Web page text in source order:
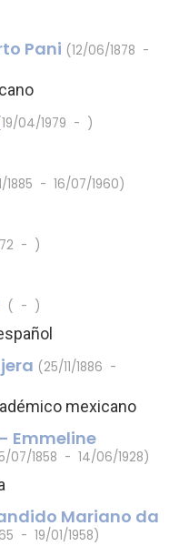
Pani (12/06/1878 -
04/1979 - )
1885 - 16/07/1960)
- )
( - )
(25/11/1886 -
mexicano
Emmeline
07/1858 - 14/06/1928)
Mariano da
- 19/01/1958)